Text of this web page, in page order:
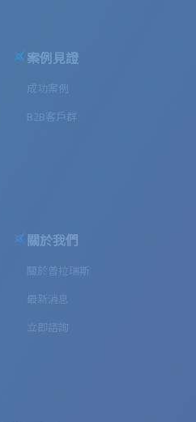
案例見證
成功案例
B2B客戶群
關於我們
關於普拉瑞斯
最新消息
立即諮詢